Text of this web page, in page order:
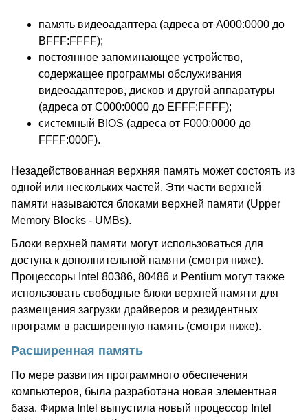
память видеоадаптера (адреса от A000:0000 до
BFFF:FFFF);
постоянное запоминающее устройство,
содержащее программы обслуживания
видеоадаптеров, дисков и другой аппаратуры
(адреса от C000:0000 до EFFF:FFFF);
системный BIOS (адреса от F000:0000 до
FFFF:000F).
Незадействованная верхняя память может состоять из
одной или нескольких частей. Эти части верхней
памяти называются блоками верхней памяти (Upper
Memory Blocks - UMBs).
Блоки верхней памяти могут использоваться для
доступа к дополнительной памяти (смотри ниже).
Процессоры Intel 80386, 80486 и Pentium могут также
использовать свободные блоки верхней памяти для
размещения загрузки драйверов и резидентных
программ в расширенную память (смотри ниже).
Расширенная память
По мере развития программного обеспечения
компьютеров, была разработана новая элементная
база. Фирма Intel выпустила новый процессор Intel